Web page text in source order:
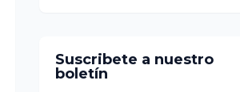
Suscribete a nuestro
boletín